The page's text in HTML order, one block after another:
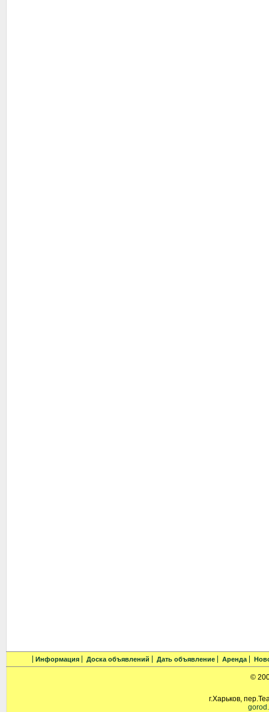
Информация Доска объявлений Дать объявление Аренда
©
г.Харьков,